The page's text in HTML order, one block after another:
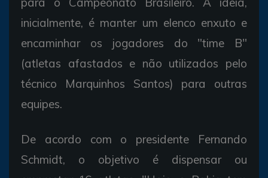
inicialmente, é manter um elenco enxuto e
encaminhar os jogadores do "time B"
(atletas afastados e não utilizados pelo
técnico Marquinhos Santos) para outras
equipes.
De acordo com o presidente Fernando
Schmidt, o objetivo é dispensar ou